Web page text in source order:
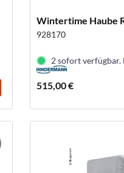
Wintertime Haube
928170
2 sofort verfügbar.
515,00 €